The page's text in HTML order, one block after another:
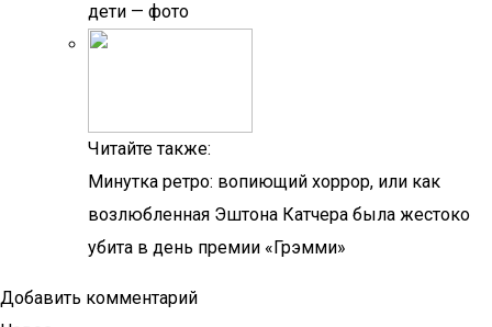
дети — фото
Читайте также:
Минутка ретро: вопиющий хоррор, или как
возлюбленная Эштона Катчера была жестоко
убита в день премии «Грэмми»
Добавить комментарий